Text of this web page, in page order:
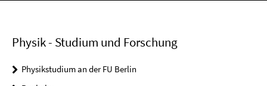
Physik - Studium und Forschung
Physikstudium an der FU Berlin